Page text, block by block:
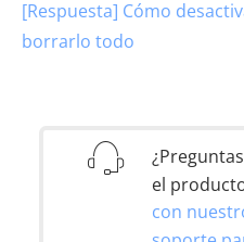
[Respuesta] Cómo
borrarlo todo
el
con